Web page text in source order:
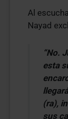
Al
Nayad
“No.
esta
(ra),
sus